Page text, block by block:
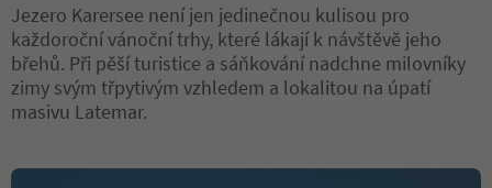
Jezero Karersee není jen jedinečnou kulisou pro
každoroční vánoční trhy, které lákají k návštěvě jeho
břehů. Při pěší turistice a sáňkování nadchne milovníky
zimy svým třpytivým vzhledem a lokalitou na úpatí
masivu Latemar.